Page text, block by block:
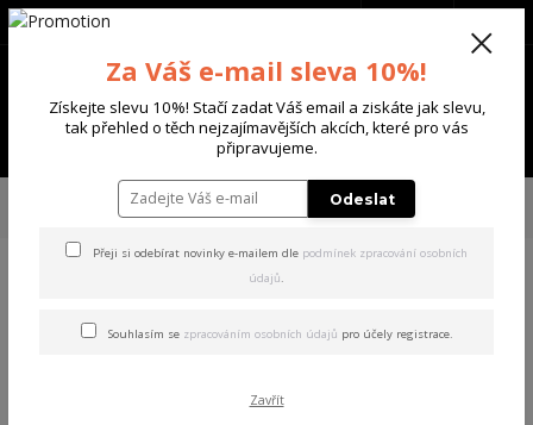
Menu
+420 702 136 620
ŠATY
Yakuza dámské šaty Dead One Bodycon Dress
One Bodycon Dress white
Za Váš e-mail sleva 10%!
Získejte slevu 10%! Stačí zadat Váš email a ziskáte jak slevu,
tak přehled o těch nejzajímavějších akcích, které pro vás
připravujeme.
Odeslat
Přeji si odebírat novinky e-mailem dle podmínek zpracování osobních
údajů.
Souhlasím se zpracováním osobních údajů pro účely registrace.
Zavřít